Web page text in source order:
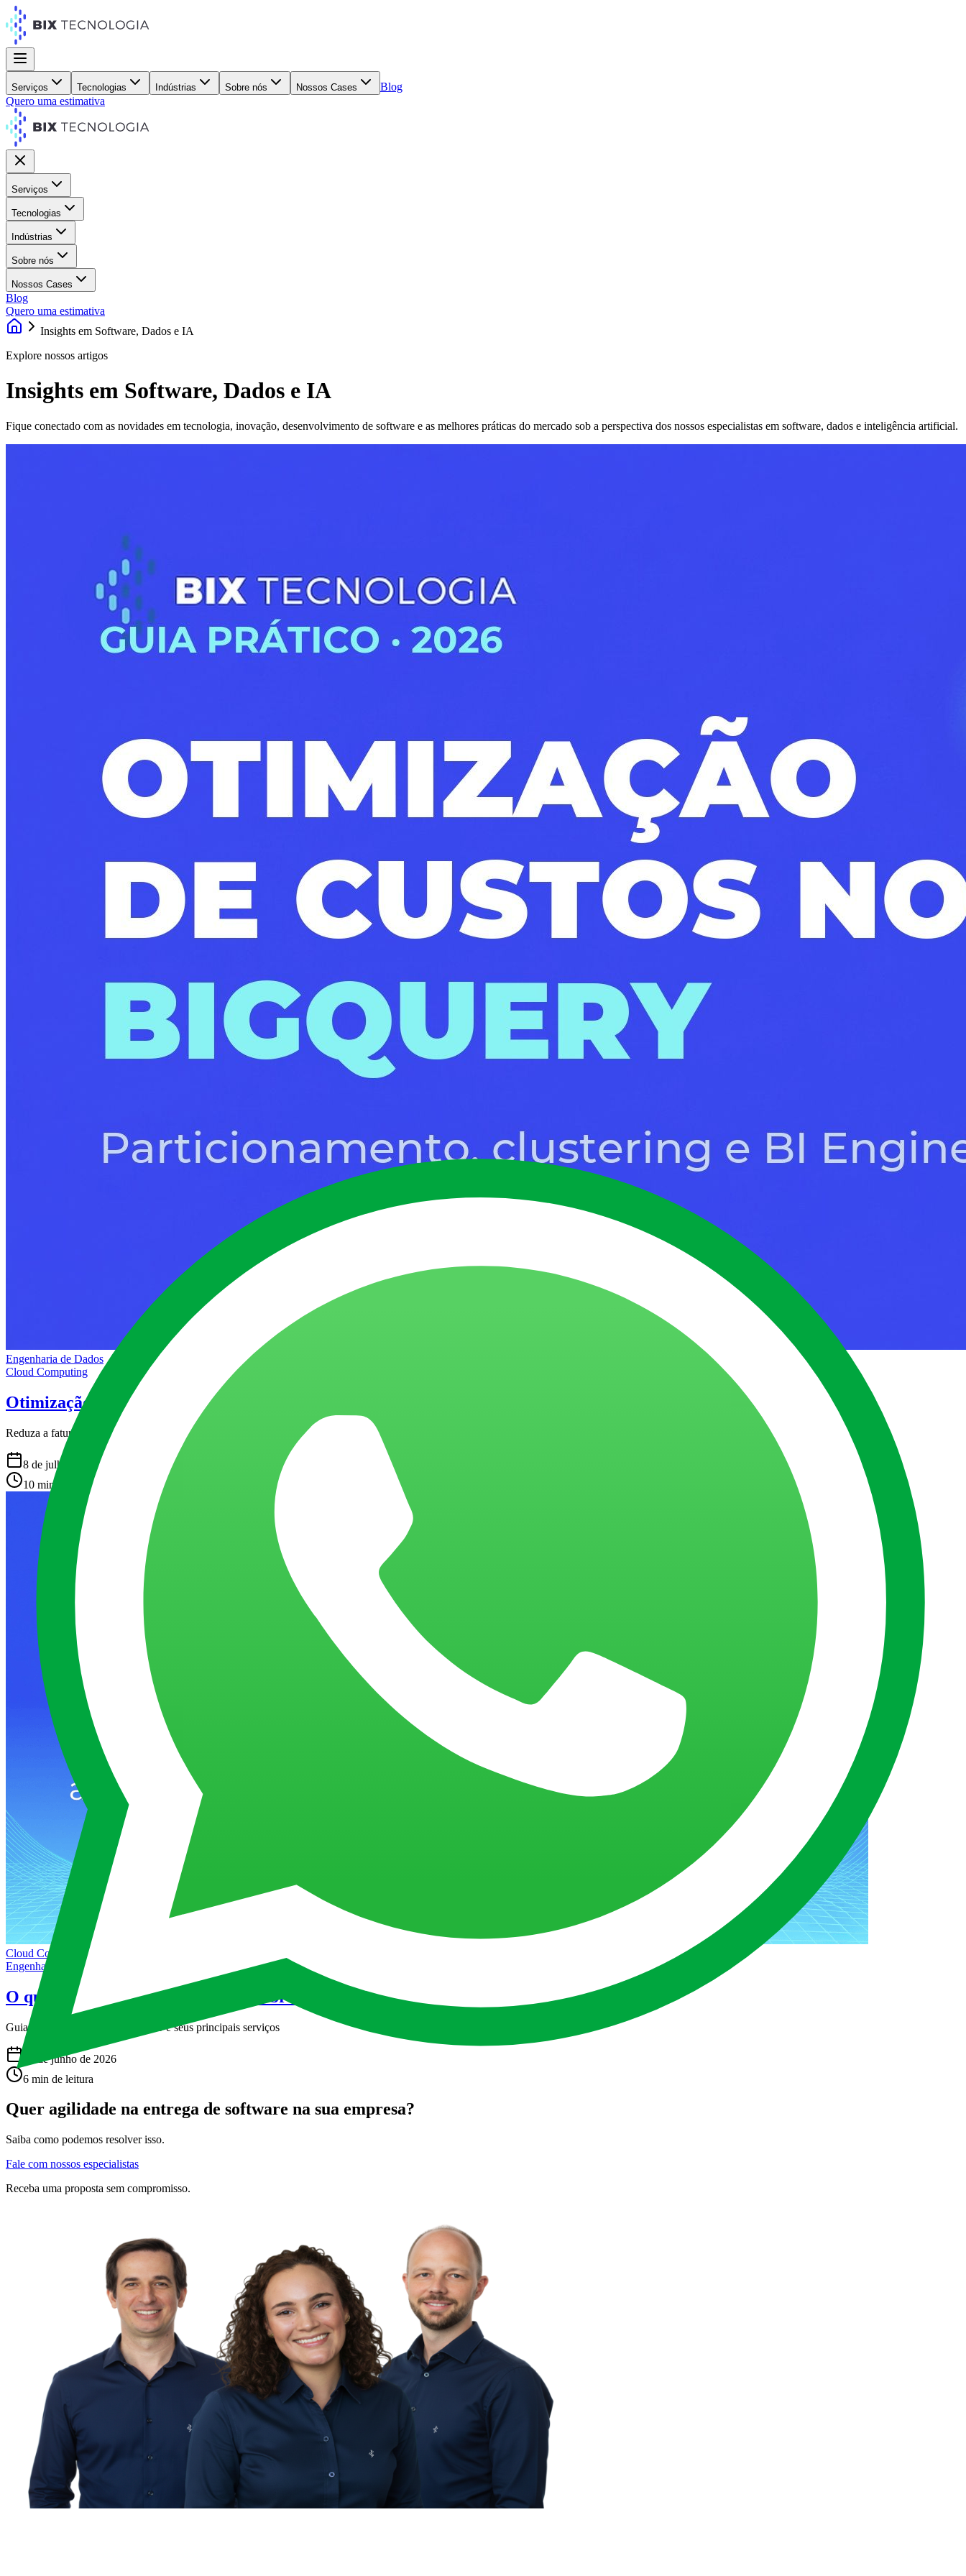
Serviços Tecnologias Indústrias Sobre nós Nossos Cases
Blog
Quero uma estimativa
Serviços
Tecnologias
Indústrias
Sobre nós
Nossos Cases
Blog
Quero uma estimativa
Insights em Software, Dados e IA
Explore nossos artigos
Insights em Software, Dados e IA
Fique conectado com as novidades em tecnologia, inovação, desenvolvimento de software e as melhores práticas do mercado sob a perspectiva dos nossos especialistas em software, dados e inteligência artificial.
Engenharia de Dados
Cloud Computing
Otimização de custos no BigQuery: como implementar particionamento, clustering e BI Engine
Reduza a fatura do BigQuery com particionamento, clustering e BI Engine.
8 de julho de 2026
10 min de leitura
Cloud Computing
Engenharia de Dados
O que é AWS? Um guia completo sobre a nuvem da Amazon
Guia completo sobre o que é AWS e seus principais serviços
19 de junho de 2026
6 min de leitura
Quer agilidade na entrega de software na sua empresa?
Saiba como podemos resolver isso.
Fale com nossos especialistas
Receba uma proposta sem compromisso.